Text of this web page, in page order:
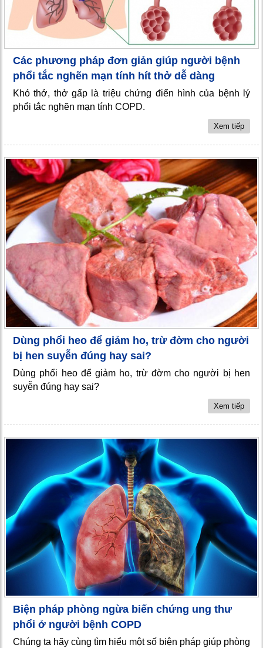
Các phương pháp đơn giản giúp người bệnh
phổi tắc nghẽn mạn tính hít thở dễ dàng
Khó thở, thở gấp là triệu chứng điển hình của bệnh lý
phổi tắc nghẽn mạn tính COPD.
Xem tiếp
Dùng phổi heo để giảm ho, trừ đờm cho người
bị hen suyễn đúng hay sai?
Dùng phổi heo để giảm ho, trừ đờm cho người bị hen
suyễn đúng hay sai?
Xem tiếp
Biện pháp phòng ngừa biến chứng ung thư
phổi ở người bệnh COPD
Chúng ta hãy cùng tìm hiểu một số biện pháp giúp phòng